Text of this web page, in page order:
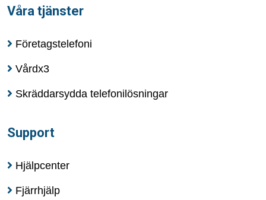
Våra tjänster
Företagstelefoni
Vårdx3
Skräddarsydda telefonilösningar
Support
Hjälpcenter
Fjärrhjälp